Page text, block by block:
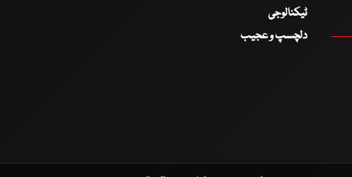
ٹیکنالوجی
دلچسپ و عجیب